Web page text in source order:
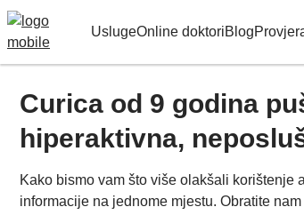
UslugeOnline doktoriBlog
Curica od 9 godina
hiperaktivna,
Kako bismo vam što više olakšali
informacije na jednome mjestu. Obratite